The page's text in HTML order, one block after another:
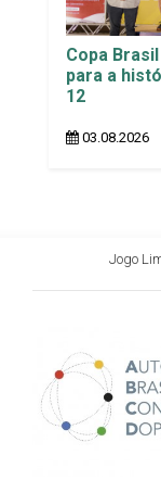
Copa
para a
12
03.08.2026
Jogo